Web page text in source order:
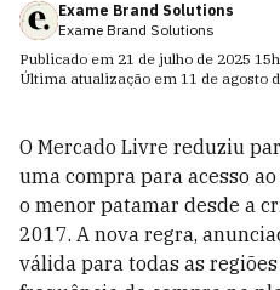
Exame Brand Solutions
Exame Brand Solutions
Publicado em 21 de julho de 2025
Última atualização em 11 de agosto
O Mercado Livre reduziu
uma compra para acesso ao
o menor patamar desde a
2017. A nova regra,
válida para todas as